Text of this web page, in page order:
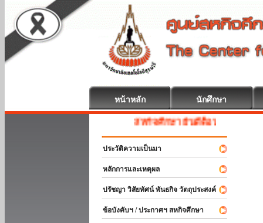
หน้าหลัก นักศึกษา
สหกิจศึกษา ยินดีต้อนรับ
ประวัติความเป็นมา
หลักการและเหตุผล
ปรัชญา วิสัยทัศน์ พันธกิจ วัตถุประสงค์
ข้อบังคับฯ / ประกาศฯ สหกิจศึกษา